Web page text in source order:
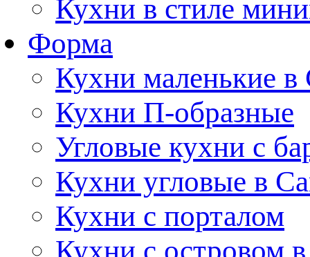
Кухни в стиле
Форма
Кухни маленькие в
Кухни П-образные
Угловые кухни с
Кухни угловые в
Кухни с порталом
Кухни с островом